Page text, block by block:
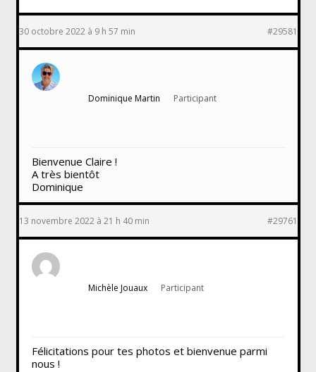
30 octobre 2022 à 9 h 57 min #29581
Dominique Martin Participant
Bienvenue Claire !
A très bientôt
Dominique
13 novembre 2022 à 21 h 40 min #29761
Michèle Jouaux Participant
Félicitations pour tes photos et bienvenue parmi
nous !